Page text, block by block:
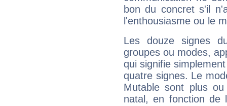
bon du concret s'il
l'enthousiasme ou le
Les douze signes
groupes ou modes,
qui signifie
quatre signes. Le
Mutable sont plus
natal, en fonction de